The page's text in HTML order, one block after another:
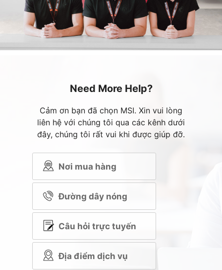
Need More Help?
Cảm ơn bạn đã chọn MSI. Xin vui lòng
liên hệ với chúng tôi qua các kênh dưới
đây, chúng tôi rất vui khi được giúp đỡ.
Nơi mua hàng
Đường dây nóng
Câu hỏi trực tuyến
Địa điểm dịch vụ